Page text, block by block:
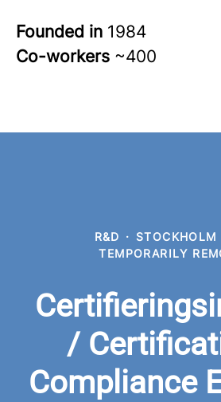
Founded in 1984
Co-workers ~400
R&D · STOCKHOLM
TEMPORARILY
/
Compliance